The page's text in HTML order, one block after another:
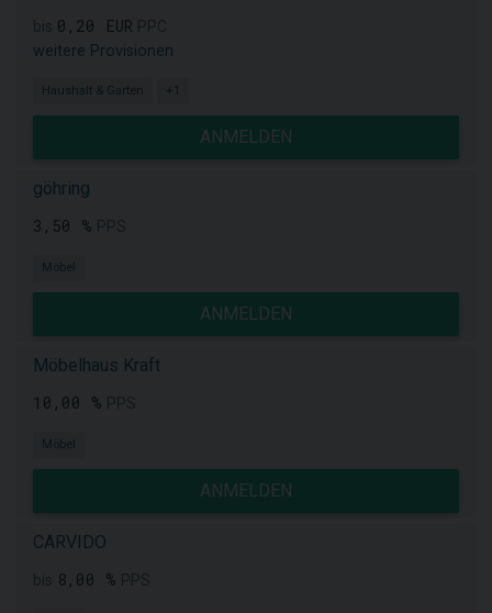
0,20 EUR
weitere Provisionen
Haushalt & Garten +1
ANMELDEN
göhring
3,50 %
Möbel
ANMELDEN
Möbelhaus Kraft
10,00 %
Möbel
ANMELDEN
CARVIDO
8,00 %